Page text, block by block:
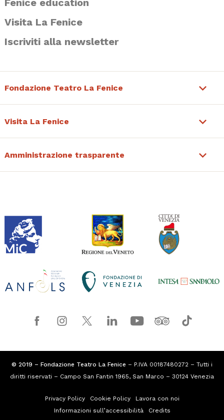
Fenice education
Visita La Fenice
Iscriviti alla newsletter
Fondazione Teatro La Fenice
Visita La Fenice
Amministrazione trasparente
© 2019 – Fondazione Teatro La Fenice – P.IVA 00187480272 – Tutti i
diritti riservati – Campo San Fantin 1965, San Marco – 30124 Venezia
Privacy Policy Cookie Policy
Lavora con noi
Informazioni sull’accessibilità
Credits